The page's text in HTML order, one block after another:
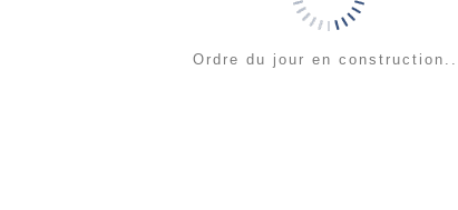
Ordre du jour en construction...